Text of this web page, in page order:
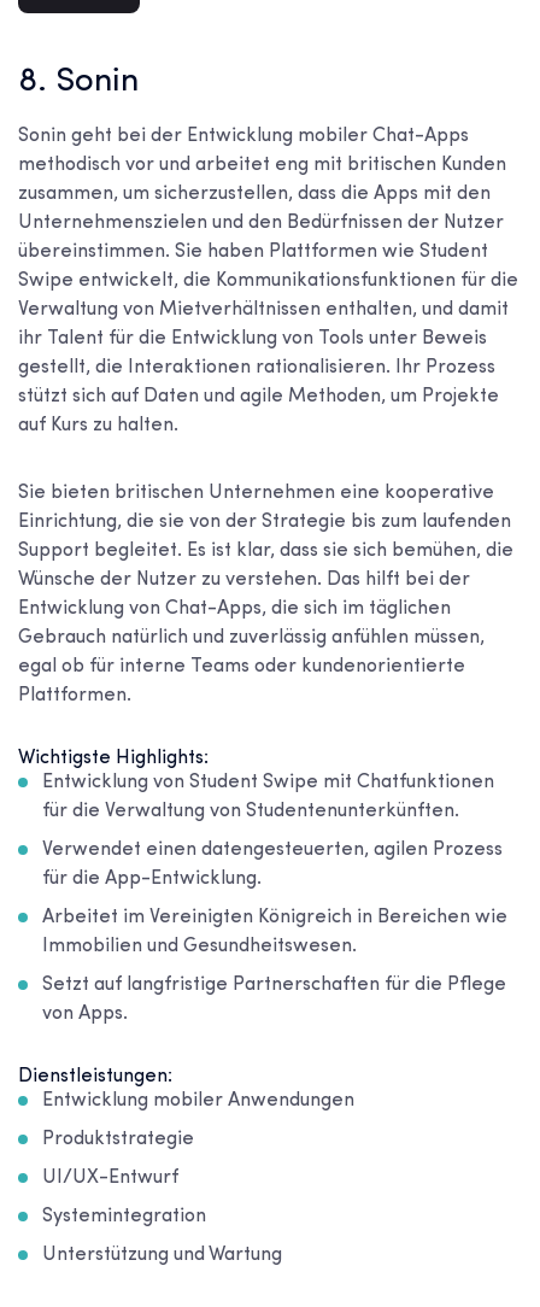
8. Sonin
Sonin geht bei der Entwicklung mobiler Chat-Apps
methodisch vor und arbeitet eng mit britischen Kunden
zusammen, um sicherzustellen, dass die Apps mit den
Unternehmenszielen und den Bedürfnissen der Nutzer
übereinstimmen. Sie haben Plattformen wie Student
Swipe entwickelt, die Kommunikationsfunktionen für die
Verwaltung von Mietverhältnissen enthalten, und damit
ihr Talent für die Entwicklung von Tools unter Beweis
gestellt, die Interaktionen rationalisieren. Ihr Prozess
stützt sich auf Daten und agile Methoden, um Projekte
auf Kurs zu halten.
Sie bieten britischen Unternehmen eine kooperative
Einrichtung, die sie von der Strategie bis zum laufenden
Support begleitet. Es ist klar, dass sie sich bemühen, die
Wünsche der Nutzer zu verstehen. Das hilft bei der
Entwicklung von Chat-Apps, die sich im täglichen
Gebrauch natürlich und zuverlässig anfühlen müssen,
egal ob für interne Teams oder kundenorientierte
Plattformen.
Wichtigste Highlights:
Entwicklung von Student Swipe mit Chatfunktionen
für die Verwaltung von Studentenunterkünften.
Verwendet einen datengesteuerten, agilen Prozess
für die App-Entwicklung.
Arbeitet im Vereinigten Königreich in Bereichen wie
Immobilien und Gesundheitswesen.
Setzt auf langfristige Partnerschaften für die Pflege
von Apps.
Dienstleistungen:
Entwicklung mobiler Anwendungen
Produktstrategie
UI/UX-Entwurf
Systemintegration
Unterstützung und Wartung